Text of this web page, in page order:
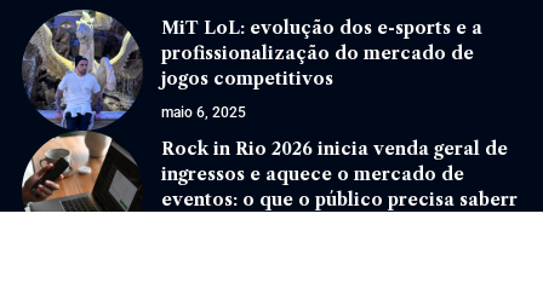
MiT LoL: evolução dos e-sports e a
profissionalização do mercado de
jogos competitivos
maio 6, 2025
Rock in Rio 2026 inicia venda geral de
ingressos e aquece o mercado de
eventos: o que o público precisa saberr